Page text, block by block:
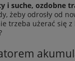
i suche, ozdobne
żeby odrosły od
trzeba użerać się